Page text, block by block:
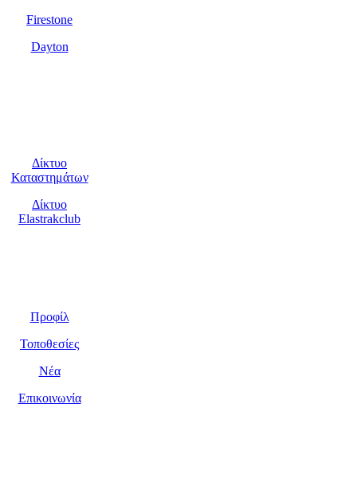
Firestone
Dayton
Δίκτυο
Καταστημάτων
Δίκτυο
Elastrakclub
Προφίλ
Τοποθεσίες
Νέα
Επικοινωνία